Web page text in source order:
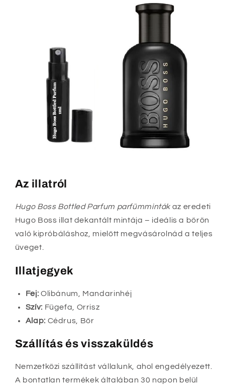
Az illatról
Hugo Boss Bottled Parfum parfümmintákaz eredeti
Hugo Boss illat dekantált mintája – ideális a bőrön
való kipróbáláshoz, mielőtt megvásárolnád a teljes
üveget.
Illatjegyek
Fej: Olibánum, Mandarinhéj
Szív: Fügefa, Orrisz
Alap: Cédrus, Bőr
Szállítás és visszaküldés
Nemzetközi szállítást vállalunk, ahol engedélyezett.
A bontatlan termékek általában 30 napon belül